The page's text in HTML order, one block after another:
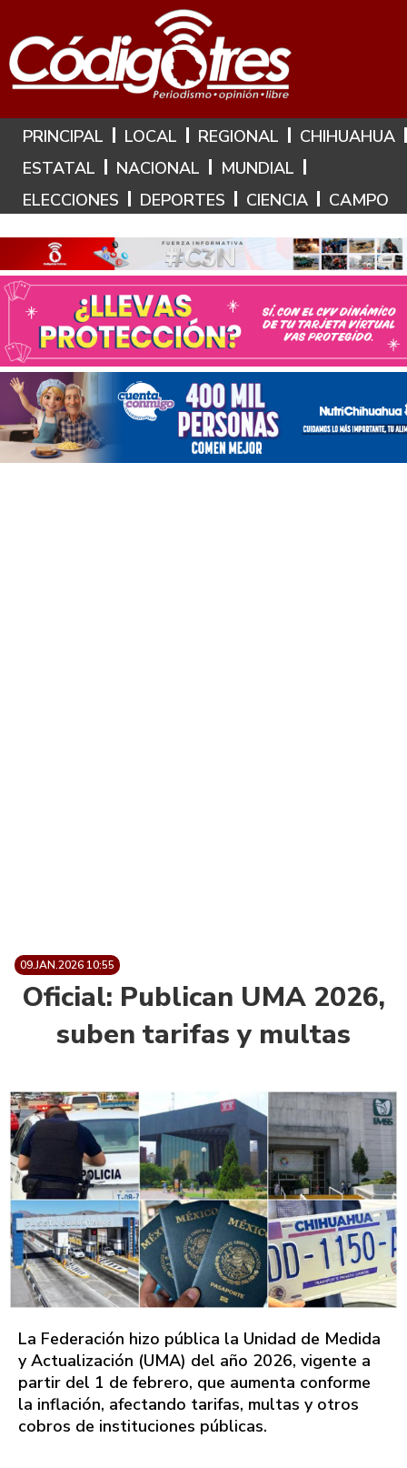
Hoy es: 7 de Agosto de 2026
PRINCIPAL LOCAL REGIONAL
CHIHUAHUA
ESTATAL
NACIONAL
MUNDIAL
ELECCIONES
DEPORTES CIENCIA CAMPO
09.JAN.2026 10:55
Oficial: Publican UMA 2026,
suben tarifas y multas
La Federación hizo pública la Unidad de Medida
y Actualización (UMA) del año 2026, vigente a
partir del 1 de febrero, que aumenta conforme
la inflación, afectando tarifas, multas y otros
cobros de instituciones públicas.